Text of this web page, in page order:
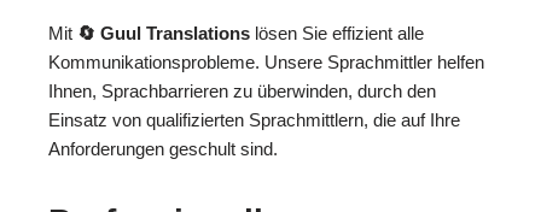
Mit 🔄 Guul Translations lösen Sie effizient alle
Kommunikationsprobleme. Unsere Sprachmittler helfen
Ihnen, Sprachbarrieren zu überwinden, durch den
Einsatz von qualifizierten Sprachmittlern, die auf Ihre
Anforderungen geschult sind.